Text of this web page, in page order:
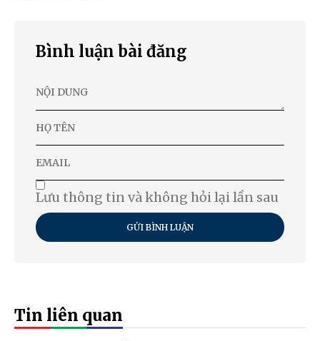
Bình luận bài đăng
Lưu thông tin và không hỏi lại lần sau
GỬI BÌNH LUẬN
Tin liên quan